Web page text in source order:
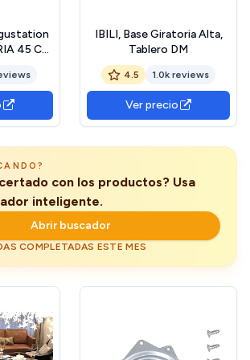
45 CM
x
cm
IBILI, Base Giratoria Alta,
Tablero DM
4.5 1.0k reviews
Ver precio
con los productos? Usa
inteligente.
Abrir buscador
COMPLETADAS ESTE MES